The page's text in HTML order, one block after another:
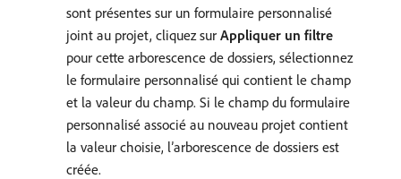
sont présentes sur un formulaire personnalisé
joint au projet, cliquez sur Appliquer un filtre
pour cette arborescence de dossiers, sélectionnez
le formulaire personnalisé qui contient le champ
et la valeur du champ. Si le champ du formulaire
personnalisé associé au nouveau projet contient
la valeur choisie, l’arborescence de dossiers est
créée.